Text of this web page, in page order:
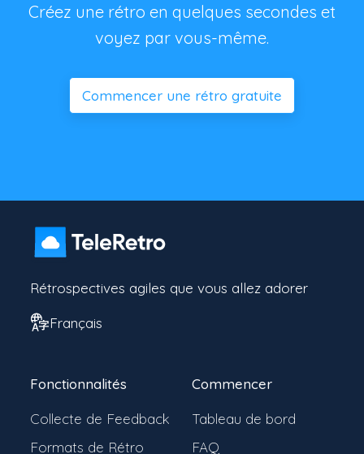
Créez une rétro en quelques secondes et
voyez par vous-même.
Commencer une rétro gratuite
Rétrospectives agiles que vous allez adorer
Français
Fonctionnalités
Collecte de Feedback
Formats de Rétro
Commencer
Tableau de bord
FAQ